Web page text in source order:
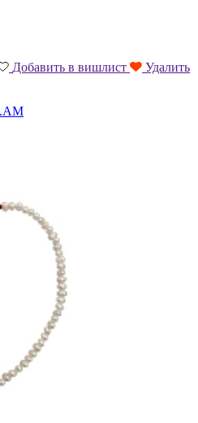
Добавить в вишлист
Удалить